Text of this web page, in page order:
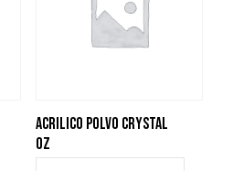
Acrilico polvo crystal
oz